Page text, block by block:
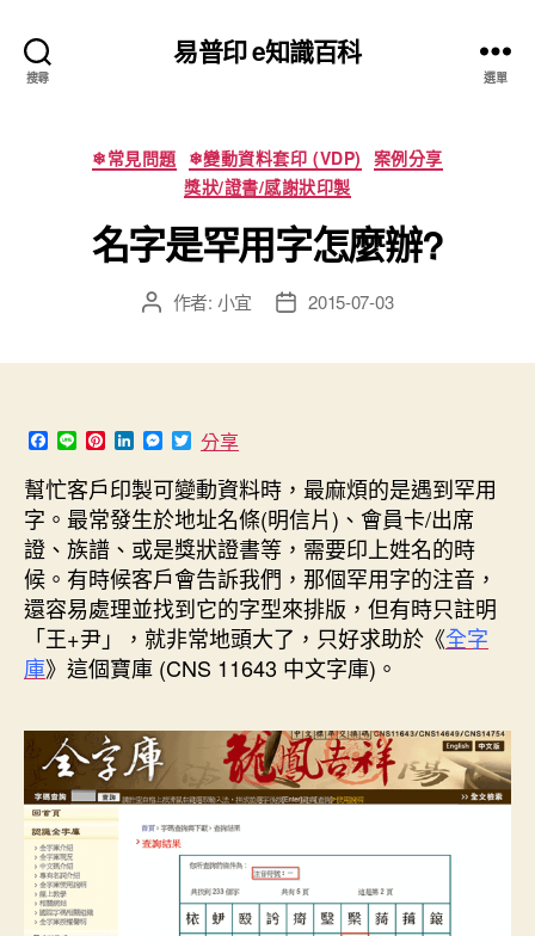
搜尋
易普印 e知識百科
選單
分
類
❄常見問題 ❄變動資料套印 (VDP) 案例分享
獎狀/證書/感謝狀印製
名字是罕用字怎麼辦?
文 作者: 小宜
文 2015-07-03
F
a
c
e
b
o
k
L
n
e
P
n
t
e
r
e
s
t
L
n
k
e
d
I
n
M
e
s
s
e
n
g
e
r
T
w
i
t
t
e
r
分享
幫忙客戶印製可變動資料時，最麻煩的是遇到罕用
字。最常發生於地址名條(明信片)、會員卡/出席
證、族譜、或是獎狀證書等，需要印上姓名的時
候。有時候客戶會告訴我們，那個罕用字的注音，
還容易處理並找到它的字型來排版，但有時只註明
「王+尹」，就非常地頭大了，只好求助於《全字
庫》這個寶庫 (CNS 11643 中文字庫)。